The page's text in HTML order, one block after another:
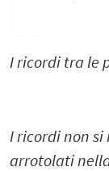
I ricordi tra le
I ricordi non
arrotolati